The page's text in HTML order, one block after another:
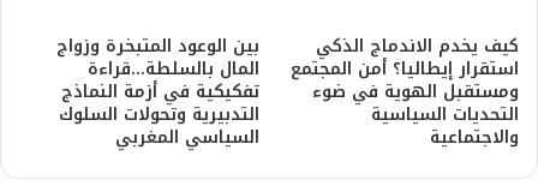
كيف يخدم الاندماج الذكي
استقرار إيطاليا؟ أمن المجتمع
ومستقبل الهوية في ضوء
التحديات السياسية
والاجتماعية
بين الوعود المتبخرة وزواج
المال بالسلطة…قراءة
تفكيكية في أزمة النماذج
التدبيرية وتحولات السلوك
السياسي المغربي